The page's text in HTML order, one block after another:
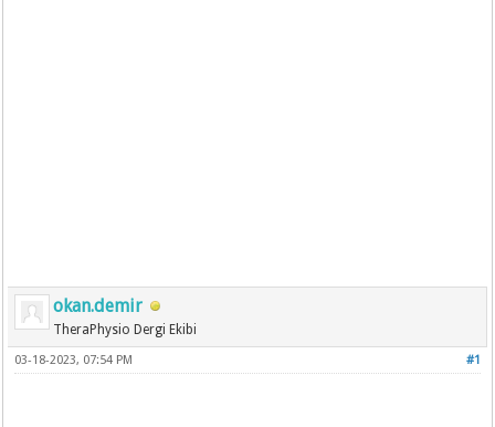
okan.demir
TheraPhysio Dergi Ekibi
#1
03-18-2023, 07:54 PM